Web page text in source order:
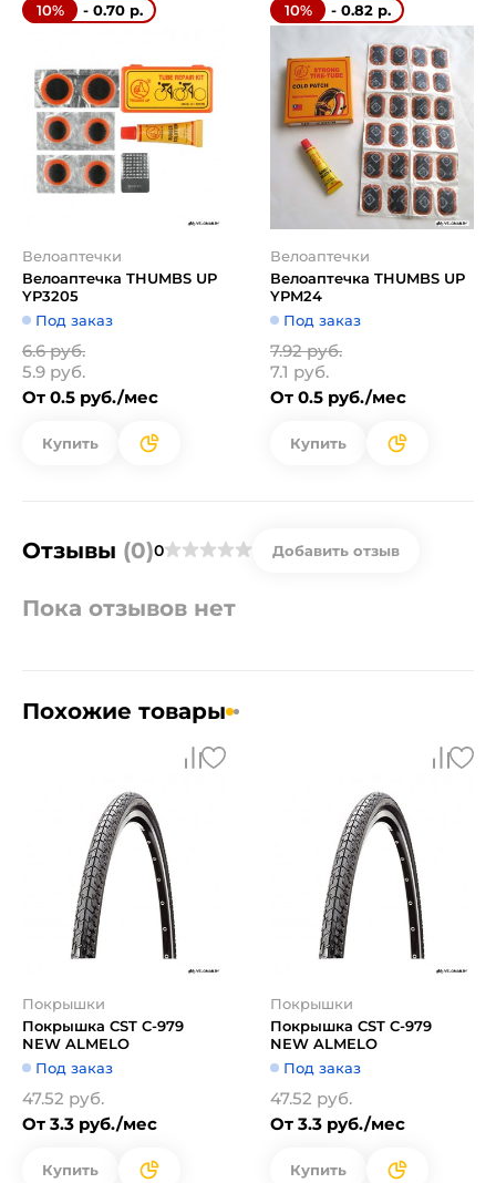
10% - 0.70 р.
Велоаптечки
Велоаптечка THUMBS UP
YP3205
Под заказ
6.6 руб.
5.9 руб.
От 0.5 руб./мес
Купить
10% - 0.82 р.
Велоаптечки
Велоаптечка THUMBS UP
YPM24
Под заказ
7.92 руб.
7.1 руб.
От 0.5 руб./мес
Купить
Отзывы (0)0 Добавить отзыв
Пока отзывов нет
Похожие товары
Покрышки
Покрышка CST C-979
NEW ALMELO
Под заказ
47.52 руб.
От 3.3 руб./мес
Купить
Покрышки
Покрышка CST C-979
NEW ALMELO
Под заказ
47.52 руб.
От 3.3 руб./мес
Купить